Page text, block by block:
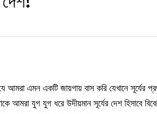
এমন একটি জায়গায় বাস করি যেখানে সূর্যের
যুগ যুগ ধরে উদীয়মান সূর্যের দেশ হিসাবে